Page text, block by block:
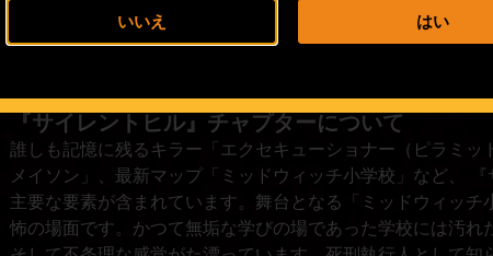
『サイレントヒル』チャプターについて
誰しも記憶に残るキラー「エクセキューショナー（ピラミッ
メイソン」、最新マップ「ミッドウィッチ小学校」など、
主要な要素が含まれています。舞台となる「ミッドウィッチ
怖の場面です。かつて無垢な学びの場であった学校には汚れ
いいえ はい